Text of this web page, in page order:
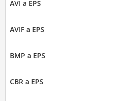
AVI a EPS
AVIF a EPS
BMP a EPS
CBR a EPS